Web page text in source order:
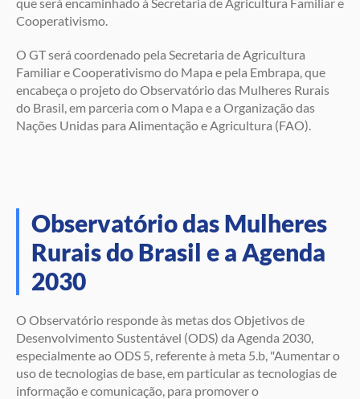
Cooperativismo.
O GT será coordenado pela Secretaria de Agricultura
Familiar e Cooperativismo do Mapa e pela Embrapa, que
encabeça o projeto do Observatório das Mulheres Rurais
do Brasil, em parceria com o Mapa e a Organização das
Nações Unidas para Alimentação e Agricultura (FAO).
Observatório das Mulheres
Rurais do Brasil e a Agenda
2030
O Observatório responde às metas dos Objetivos de
Desenvolvimento Sustentável (ODS) da Agenda 2030,
especialmente ao ODS 5, referente à meta 5.b, "Aumentar o
uso de tecnologias de base, em particular as tecnologias de
informação e comunicação, para promover o